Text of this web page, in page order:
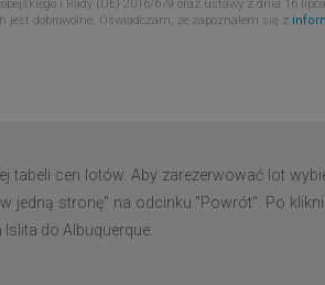
i Rady (UE) 2016/679 oraz ustawy z dnia 16
dobrowolne. Oświadczam, że zapoznałem się z
tabeli cen lotów. Aby zarezerwować lot
jedną stronę" na odcinku "Powrót". Po
do Albuquerque.